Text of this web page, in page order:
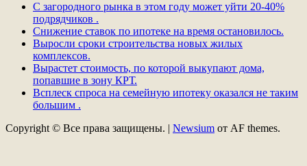
С загородного рынка в этом году может уйти 20-40%
подрядчиков .
Снижение ставок по ипотеке на время остановилось.
Выросли сроки строительства новых жилых
комплексов.
Вырастет стоимость, по которой выкупают дома,
попавшие в зону КРТ.
Всплеск спроса на семейную ипотеку оказался не таким
большим .
Copyright © Все права защищены. | Newsium от AF themes.